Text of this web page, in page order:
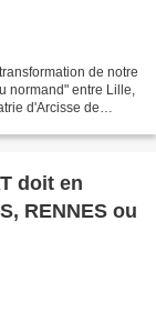
de notre
normand" entre Lille,
d'Arcisse de
doit en
RENNES ou